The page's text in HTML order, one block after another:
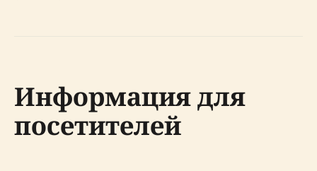
Информация для
посетителей